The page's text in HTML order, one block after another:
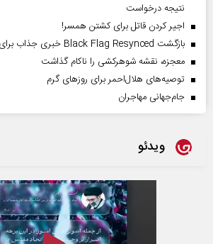
نتیجه درخواست
اجیر کردن قاتل برای کشتن همسر!
بازگشت Black Flag Resynced خبری جذاب برای دوستداران بازی
معجزه، نقشه شوهرکشی را ناکام گذاشت
توصیه‌های هلال‌احمر برای روز‌های گرم
جام‌جهانی مهاجران
ویدئو